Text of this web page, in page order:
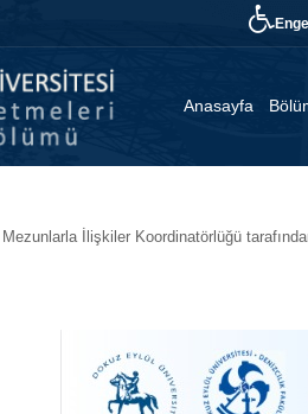
Anasayfa
İlişkiler Koordinatörlüğü